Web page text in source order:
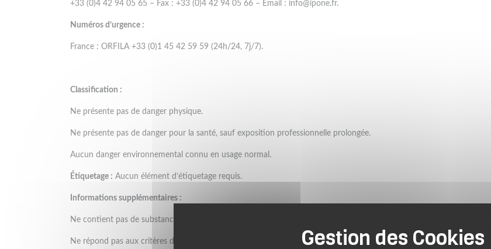
+33 (0)4 42 94 05 65 – Fax : +33 (0)4 42 94 05 66 – Email : info@ipone.fr.
Numéros d’urgence :
France : ORFILA +33 (0)1 45 42 59 59 (24h/24, 7j/7).
Classification :
Ne présente pas de danger physique.
Ne présente pas de danger pour la santé, sauf exposition professionnelle prolongée.
Aucun danger environnemental connu en usage normal.
Étiquetage : Aucun élément d’étiquetage requis.
Informations supplémentaires :
Ne contient pas de substances SVHC ≥ 0,1 % selon REACH.
Ne répond pas aux critères des mélanges PBT ou vPvB.